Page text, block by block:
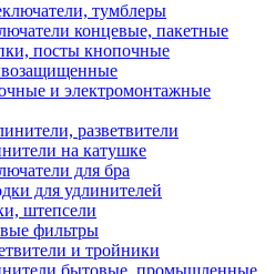
тумблеры
концевые, пакетные
посты кнопочные
и электромонтажные
разветвители
на катушке
для бра
для удлинителей
штепсели
фильтры
и тройники
бытовые, промышленные